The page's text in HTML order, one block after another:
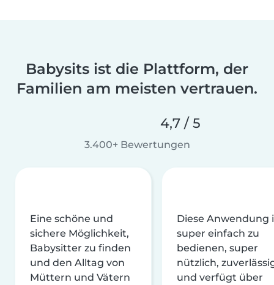
Babysits ist die Plattform, der
Familien am meisten vertrauen.
4,7 / 5
3.400+ Bewertungen
Eine schöne und
sichere Möglichkeit,
Babysitter zu finden
und den Alltag von
Müttern und Vätern
Diese Anwendung
super einfach zu
bedienen, super
nützlich,
und verfügt über